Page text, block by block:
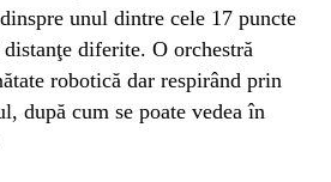
unul dintre cele 17 puncte
diferite. O orchestră
robotică dar respirând prin
după cum se poate vedea în